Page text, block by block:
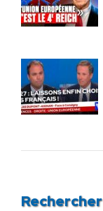
Rechercher